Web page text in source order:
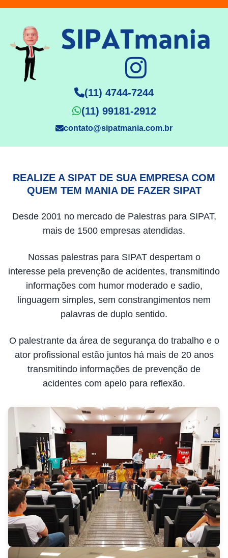
(11) 4744-7244
(11) 99181-2912
contato@sipatmania.com.br
REALIZE A SIPAT DE SUA EMPRESA COM
QUEM TEM MANIA DE FAZER SIPAT
Desde 2001 no mercado de Palestras para SIPAT,
mais de 1500 empresas atendidas.
Nossas palestras para SIPAT despertam o
interesse pela prevenção de acidentes, transmitindo
informações com humor moderado e sadio,
linguagem simples, sem constrangimentos nem
palavras de duplo sentido.
O palestrante da área de segurança do trabalho e o
ator profissional estão juntos há mais de 20 anos
transmitindo informações de prevenção de
acidentes com apelo para reflexão.